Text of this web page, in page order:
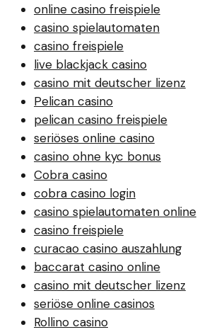
online casino freispiele
casino spielautomaten
casino freispiele
live blackjack casino
casino mit deutscher lizenz
Pelican casino
pelican casino freispiele
seriöses online casino
casino ohne kyc bonus
Cobra casino
cobra casino login
casino spielautomaten online
casino freispiele
curacao casino auszahlung
baccarat casino online
casino mit deutscher lizenz
seriöse online casinos
Rollino casino